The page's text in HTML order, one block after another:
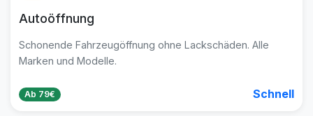
Autoöffnung
Schonende Fahrzeugöffnung ohne Lackschäden. Alle
Marken und Modelle.
Ab 79€ Schnell